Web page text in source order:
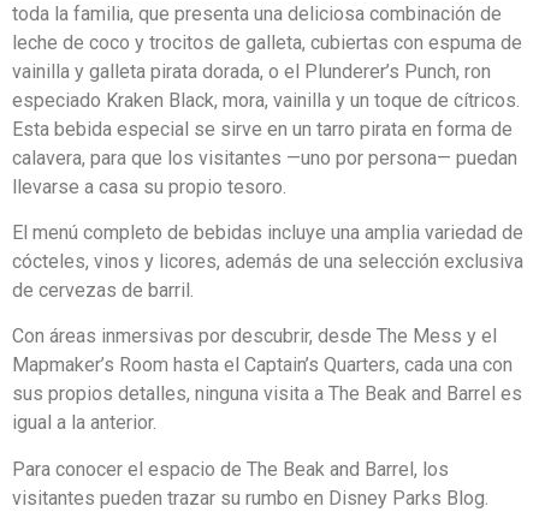
toda la familia, que presenta una deliciosa combinación de
leche de coco y trocitos de galleta, cubiertas con espuma de
vainilla y galleta pirata dorada, o el Plunderer’s Punch, ron
especiado Kraken Black, mora, vainilla y un toque de cítricos.
Esta bebida especial se sirve en un tarro pirata en forma de
calavera, para que los visitantes —uno por persona— puedan
llevarse a casa su propio tesoro.
El menú completo de bebidas incluye una amplia variedad de
cócteles, vinos y licores, además de una selección exclusiva
de cervezas de barril.
Con áreas inmersivas por descubrir, desde The Mess y el
Mapmaker’s Room hasta el Captain’s Quarters, cada una con
sus propios detalles, ninguna visita a The Beak and Barrel es
igual a la anterior.
Para conocer el espacio de The Beak and Barrel, los
visitantes pueden trazar su rumbo en Disney Parks Blog.